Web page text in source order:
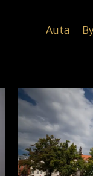
Auta